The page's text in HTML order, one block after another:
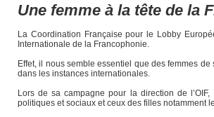
Une femme à la tête de la
La Coordination Française pour le Lobby
Internationale de la Francophonie.
Effet, il nous semble essentiel que des femmes
dans les instances internationales.
Lors de sa campagne pour la direction de
politiques et sociaux et ceux des filles notamment